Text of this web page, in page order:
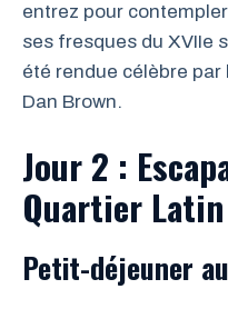
entrez pour
ses fresques du XVIIe
été rendue célèbre par
Dan Brown.
Jour 2 :
Quartier Latin
Petit-déjeuner